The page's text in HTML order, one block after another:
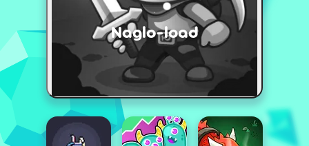
Naglo-load